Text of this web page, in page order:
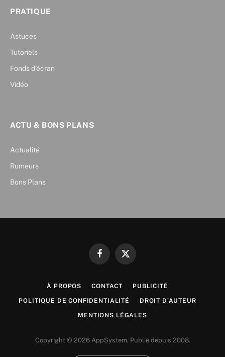
PRATIQUE
Astuces
Tutoriels
Fonds d’écran
Vidéo
ACTU & BONS PLANS
Actualité
Rumeurs
Bons Plans
FacebookX
À PROPOS CONTACT PUBLICITÉ
POLITIQUE DE CONFIDENTIALITÉ DROIT D’AUTEUR
MENTIONS LÉGALES
Copyright © 2026 AppSystem. Publié depuis 2008.